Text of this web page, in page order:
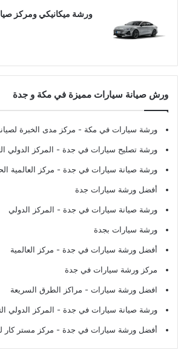
ورشة ميكانيكي ومركز
ورش صيانة سيارات مميزة في مكة و جدة
ورشة سيارات في مكة - مركز مدى الخبرة
ورشة تصليح سيارات في جدة - المركز الدولي
ورشة صيانة سيارات في جدة - مركز العالمية
أفضل ورشة سيارات جدة
ورشة صيانة سيارات في جدة - المركز الدولي
ورشة سيارات بجدة
أفضل ورشة سيارات في جدة - مركز العالمية
مركز ورشة سيارات في جدة
افضل ورشة سيارات - مراكز الطرق السريعة
ورشة صيانة سيارات في جدة - المركز الدولي
أفضل ورشة سيارات في جدة - مركز مستر كار